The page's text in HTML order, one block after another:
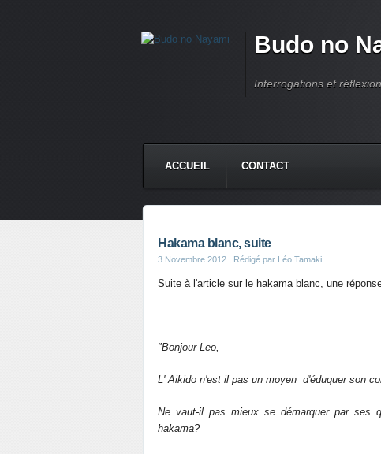
Budo no
Interrogations et
ACCUEIL CONTACT
Hakama blanc, suite
3 Novembre 2012 , Rédigé par Léo Tamaki
Suite à l'article sur le hakama blanc, une
"Bonjour Leo,
L' Aikido n'est il pas un moyen d'éduquer son
Ne vaut-il pas mieux se démarquer par ses
hakama?